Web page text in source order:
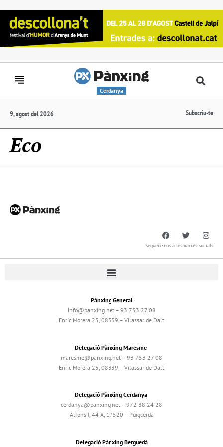
Cerdanya
9, agost del 2026 Subscriu-te
Eco
Segueix-nos a les xarxes socials
Pànxing General
info@panxing.net – 93 753 27 08
Enric Morera 25, 08339 – Vilassar de Dalt
Delegació Pànxing Maresme
maresme@panxing.net – 93 753 27 08
Enric Morera 25, 08339 – Vilassar de Dalt
Delegació Pànxing Cerdanya
cerdanya@panxing.net – 972 88 24 28
Alfons I, 44 A, 17520 – Puigcerdà
Delegació Pànxing Berguedà